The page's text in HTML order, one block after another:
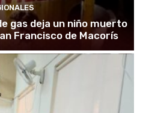
gas deja un niño muerto
Francisco de Macorís